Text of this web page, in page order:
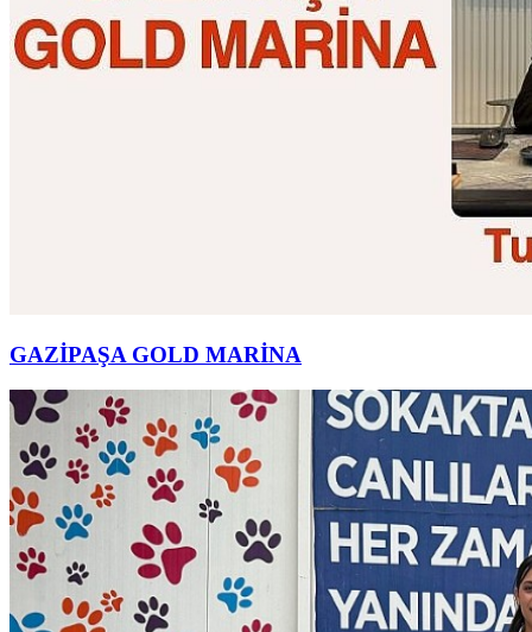
GAZİPAŞA GOLD MARİNA